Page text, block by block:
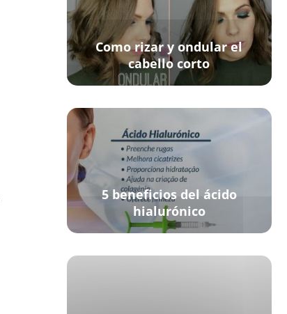
Como rizar y ondular el
cabello corto
5 beneficios del ácido
hialurónico